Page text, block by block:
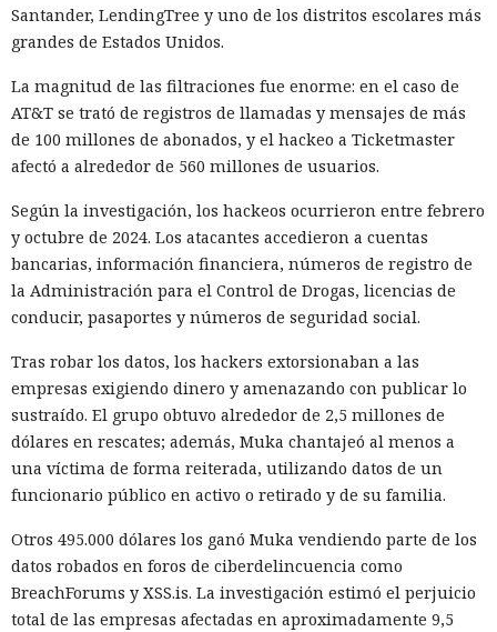
Santander, LendingTree y uno de los distritos escolares más
grandes de Estados Unidos.
La magnitud de las filtraciones fue enorme: en el caso de
AT&T se trató de registros de llamadas y mensajes de más
de 100 millones de abonados, y el hackeo a Ticketmaster
afectó a alrededor de 560 millones de usuarios.
Según la investigación, los hackeos ocurrieron entre febrero
y octubre de 2024. Los atacantes accedieron a cuentas
bancarias, información financiera, números de registro de
la Administración para el Control de Drogas, licencias de
conducir, pasaportes y números de seguridad social.
Tras robar los datos, los hackers extorsionaban a las
empresas exigiendo dinero y amenazando con publicar lo
sustraído. El grupo obtuvo alrededor de 2,5 millones de
dólares en rescates; además, Muka chantajeó al menos a
una víctima de forma reiterada, utilizando datos de un
funcionario público en activo o retirado y de su familia.
Otros 495.000 dólares los ganó Muka vendiendo parte de los
datos robados en foros de ciberdelincuencia como
BreachForums y XSS.is. La investigación estimó el perjuicio
total de las empresas afectadas en aproximadamente 9,5